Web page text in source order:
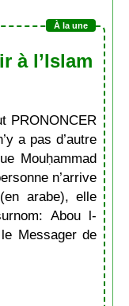
à l’Islam
PRONONCER
a pas d’autre
Mouḥammad
n’arrive
arabe), elle
Abou l-
Messager de